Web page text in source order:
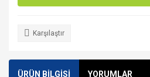
Karşılaştır
ÜRÜN BİLGİSİ YORUMLAR